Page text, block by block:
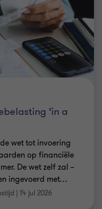
‘in a
wet tot invoering
op financiële
De wet zelf zal –
ingevoerd met…
| 14 jul 2026